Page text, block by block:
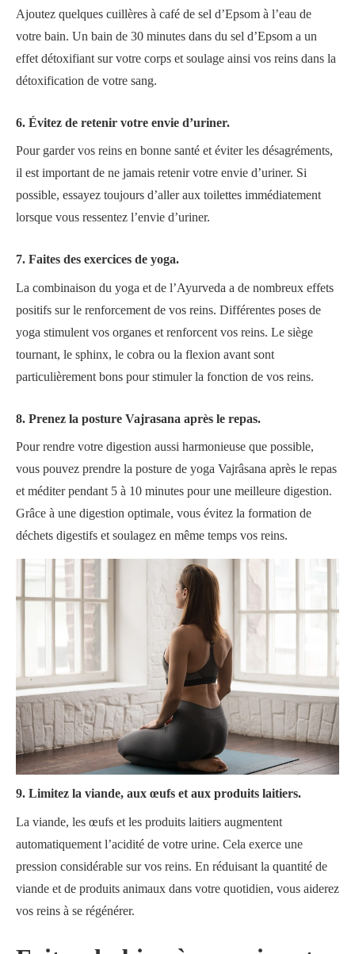
Ajoutez quelques cuillères à café de sel d’Epsom à l’eau de
votre bain. Un bain de 30 minutes dans du sel d’Epsom a un
effet détoxifiant sur votre corps et soulage ainsi vos reins dans la
détoxification de votre sang.
6. Évitez de retenir votre envie d’uriner.
Pour garder vos reins en bonne santé et éviter les désagréments,
il est important de ne jamais retenir votre envie d’uriner. Si
possible, essayez toujours d’aller aux toilettes immédiatement
lorsque vous ressentez l’envie d’uriner.
7. Faites des exercices de yoga.
La combinaison du yoga et de l’Ayurveda a de nombreux effets
positifs sur le renforcement de vos reins. Différentes poses de
yoga stimulent vos organes et renforcent vos reins. Le siège
tournant, le sphinx, le cobra ou la flexion avant sont
particulièrement bons pour stimuler la fonction de vos reins.
8. Prenez la posture Vajrasana après le repas.
Pour rendre votre digestion aussi harmonieuse que possible,
vous pouvez prendre la posture de yoga Vajrâsana après le repas
et méditer pendant 5 à 10 minutes pour une meilleure digestion.
Grâce à une digestion optimale, vous évitez la formation de
déchets digestifs et soulagez en même temps vos reins.
9. Limitez la viande, aux œufs et aux produits laitiers.
La viande, les œufs et les produits laitiers augmentent
automatiquement l’acidité de votre urine. Cela exerce une
pression considérable sur vos reins. En réduisant la quantité de
viande et de produits animaux dans votre quotidien, vous aiderez
vos reins à se régénérer.